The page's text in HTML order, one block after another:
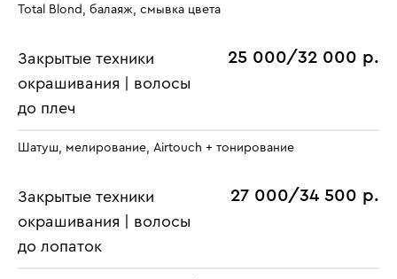
Total Blond, балаяж, смывка цвета
Закрытые техники
окрашивания | волосы
до плеч
25 000/32 000 р.
Шатуш, мелирование, Airtouch + тонирование
Закрытые техники
окрашивания | волосы
до лопаток
27 000/34 500 р.